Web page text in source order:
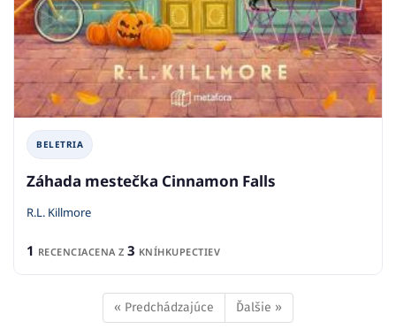
BELETRIA
Záhada mestečka Cinnamon Falls
R.L. Killmore
1 RECENCIACENA Z 3 KNÍHKUPECTIEV
« Predchádzajúce Ďalšie »